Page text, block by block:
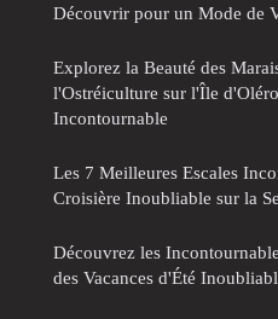
Découvrir pour un Mode de
Explorez la Beauté des
l'Ostréiculture sur l'Île
Incontournable
Les 7 Meilleures Escales
Croisière Inoubliable sur la
Découvrez les
des Vacances d'Été